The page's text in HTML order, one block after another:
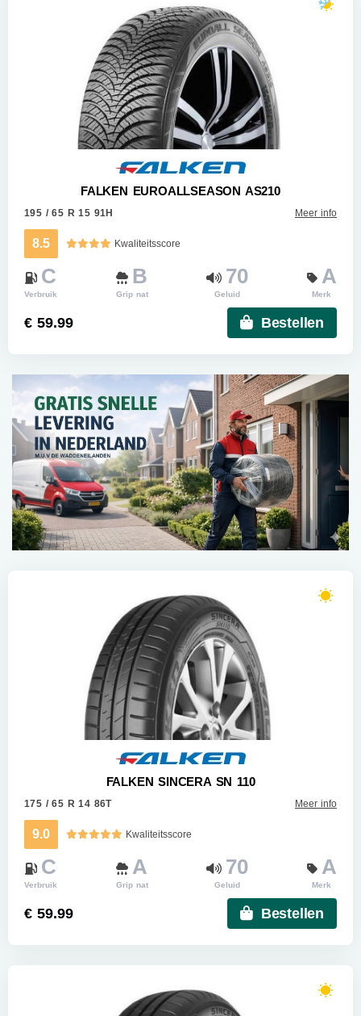
FALKEN EUROALLSEASON AS210
195 / 65 R 15 91H Meer info
8.5 Kwaliteitsscore
C
Verbruik
B
Grip nat
70
Geluid
A
Merk
€ 59.99 Bestellen
FALKEN SINCERA SN 110
175 / 65 R 14 86T Meer info
9.0 Kwaliteitsscore
C
Verbruik
A
Grip nat
70
Geluid
A
Merk
€ 59.99 Bestellen